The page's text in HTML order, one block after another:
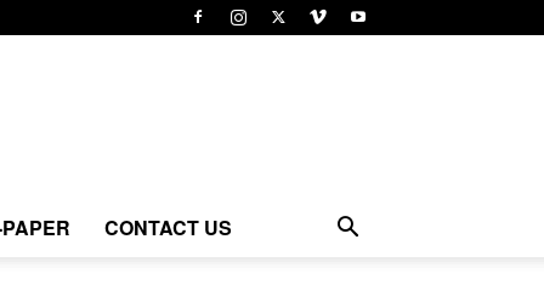
CONTACT US